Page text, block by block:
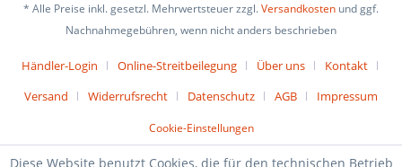
* Alle Preise inkl. gesetzl. Mehrwertsteuer zzgl.Versandkosten und ggf.
Nachnahmegebühren, wenn nicht anders beschrieben
Händler-Login Online-Streitbeilegung Über uns
Kontakt
Versand
Widerrufsrecht Datenschutz AGB Impressum
Cookie-Einstellungen
Diese Website benutzt Cookies, die für den technischen Betrieb